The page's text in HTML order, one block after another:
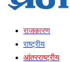
राजकारण
राष्ट्रीय
आंतरराष्ट्रीय